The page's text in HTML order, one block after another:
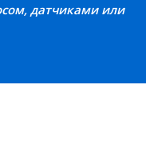
датчиками или